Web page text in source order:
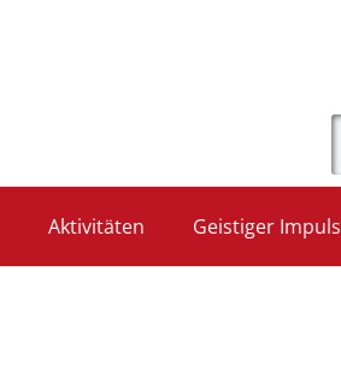
Aktivitäten Geistiger Impuls